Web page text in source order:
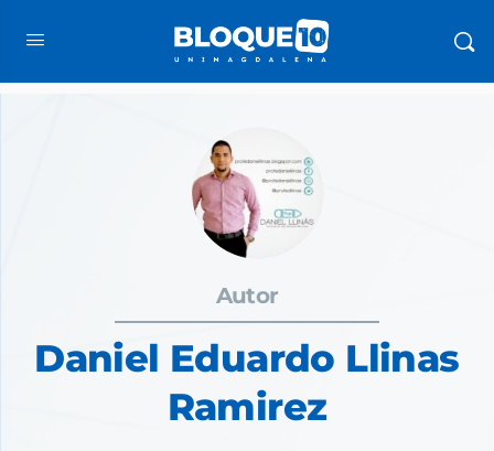
Autor
Daniel Eduardo Llinas
Ramirez